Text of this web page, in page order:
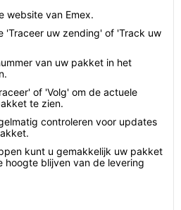
website van Emex.
'Traceer uw zending' of 'Track uw
van uw pakket in het
of 'Volg' om de actuele
te zien.
controleren voor updates
kunt u gemakkelijk uw pakket
hoogte blijven van de levering